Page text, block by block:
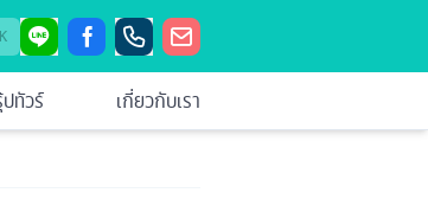
ทัวร์ เกี่ยวกับเรา